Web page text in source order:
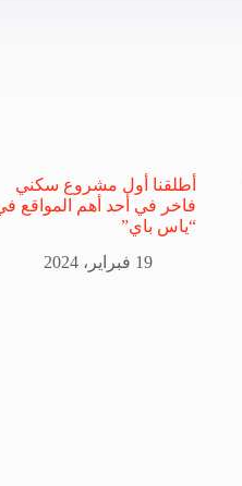
أطلقنا أول مشروع سكني
فاخر في أحد أهم المواقع
“ياس باي”
19 فبراير، 2024